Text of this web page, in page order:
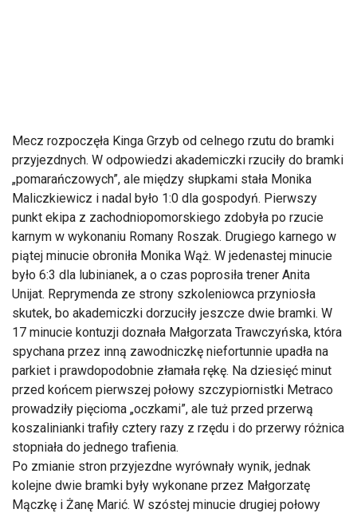
Mecz rozpoczęła Kinga Grzyb od celnego rzutu do bramki
przyjezdnych. W odpowiedzi akademiczki rzuciły do bramki
„pomarańczowych”, ale między słupkami stała Monika
Maliczkiewicz i nadal było 1:0 dla gospodyń. Pierwszy
punkt ekipa z zachodniopomorskiego zdobyła po rzucie
karnym w wykonaniu Romany Roszak. Drugiego karnego w
piątej minucie obroniła Monika Wąż. W jedenastej minucie
było 6:3 dla lubinianek, a o czas poprosiła trener Anita
Unijat. Reprymenda ze strony szkoleniowca przyniosła
skutek, bo akademiczki dorzuciły jeszcze dwie bramki. W
17 minucie kontuzji doznała Małgorzata Trawczyńska, która
spychana przez inną zawodniczkę niefortunnie upadła na
parkiet i prawdopodobnie złamała rękę. Na dziesięć minut
przed końcem pierwszej połowy szczypiornistki Metraco
prowadziły pięcioma „oczkami”, ale tuż przed przerwą
koszalinianki trafiły cztery razy z rzędu i do przerwy różnica
stopniała do jednego trafienia.
Po zmianie stron przyjezdne wyrównały wynik, jednak
kolejne dwie bramki były wykonane przez Małgorzatę
Mączkę i Żanę Marić. W szóstej minucie drugiej połowy